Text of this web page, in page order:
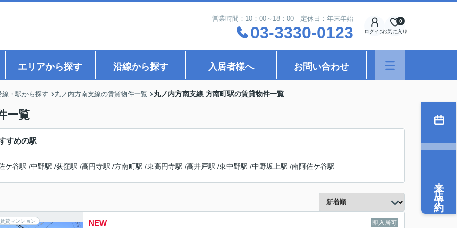
営業時間：10：00～18：00 定休日：年末年始
03-3330-0123 ログインお気に入り
0
エリアから探す 沿線から探す 入居者様へ お問い合わせ
線・駅から探す 丸ノ内方南支線の賃貸物件一覧 丸ノ内方南支線 方南町駅の賃貸物件一覧
一覧
すめの駅
ケ谷駅 /中野駅 /荻窪駅 /高円寺駅 /方南町駅 /東高円寺駅 /高井戸駅 /東中野駅 /中野坂上駅 /南阿佐ケ谷駅
賃貸マンション 即入居可
NEW
来店予約